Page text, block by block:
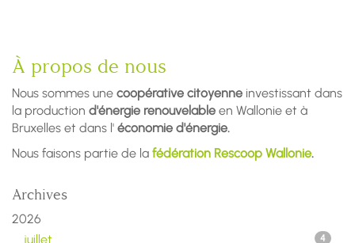
À propos de nous
Nous sommes une coopérative citoyenne investissant dans
la production d'énergie renouvelable en Wallonie et à
Bruxelles et dans l' économie d'énergie.
Nous faisons partie de la fédération Rescoop Wallonie.
Archives
2026
juillet
4